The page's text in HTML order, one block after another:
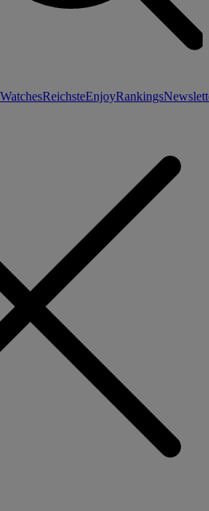
WatchesReichsteEnjoyRankings